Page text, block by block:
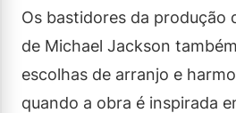
Os bastidores da produção
de Michael Jackson
escolhas de arranjo e
quando a obra é inspirada